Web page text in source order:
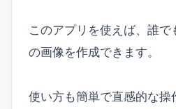
このアプリを使えば、誰
の画像を作成できます。
使い方も簡単で直感的な操